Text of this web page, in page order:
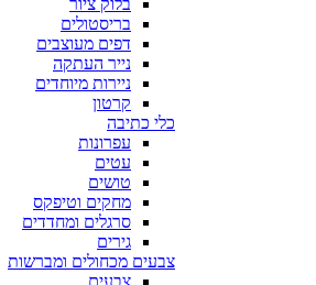
בלוק ציור
בריסטולים
דפים מעוצבים
נייר העתקה
ניירות מיוחדים
קרטון
כלי כתיבה
עפרונות
עטים
טושים
מחקים וטיפקס
סרגלים ומחדדים
גירים
צבעים מכחולים ומברשות
צבעים